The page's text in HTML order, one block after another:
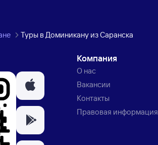
Туры в Доминикану из Саранска
Компания
О нас
Вакансии
Контакты
Правовая информация